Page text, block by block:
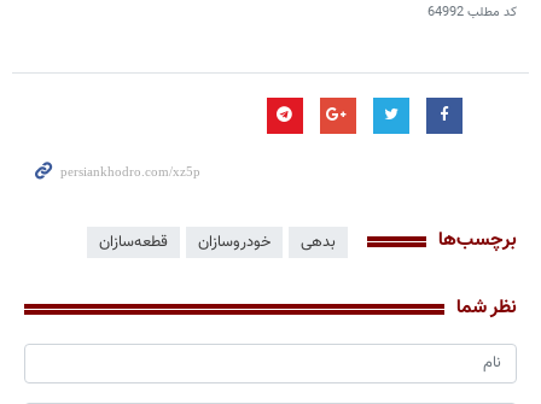
کد مطلب64992
برچسب‌ها بدهی خودروسازان قطعه‌سازان
نظر شما